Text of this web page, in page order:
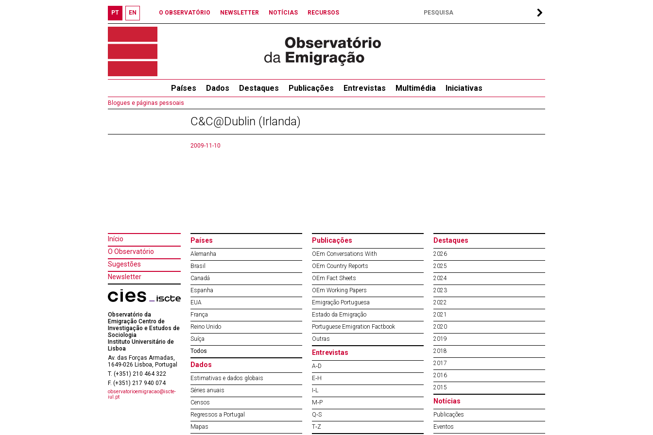
PT EN O OBSERVATÓRIO NEWSLETTER NOTÍCIAS RECURSOS
Países Dados Destaques Publicações Entrevistas Multimédia Iniciativas
Blogues e páginas pessoais
C&C@Dublin (Irlanda)
2009-11-10
Início
O Observatório
Sugestões
Newsletter
Observatório da
Emigração Centro de
Investigação e Estudos de
Sociologia
Instituto Universitário de
Lisboa
Av. das Forças Armadas,
1649-026 Lisboa, Portugal
T. (+351) 210 464 322
F. (+351) 217 940 074
observatorioemigracao@iscte-
iul.pt
Países
Alemanha
Brasil
Canadá
Espanha
EUA
França
Reino Unido
Suíça
Todos
Dados
Estimativas e dados globais
Séries anuais
Censos
Regressos a Portugal
Mapas
Publicações
OEm Conversations With
OEm Country Reports
OEm Fact Sheets
OEm Working Papers
Emigração Portuguesa
Estado da Emigração
Portuguese Emigration Factbook
Outras
Entrevistas
A‐D
E‐H
I‐L
M‐P
Q‐S
T‐Z
Destaques
2026
2025
2024
2023
2022
2021
2020
2019
2018
2017
2016
2015
Notícias
Publicações
Eventos